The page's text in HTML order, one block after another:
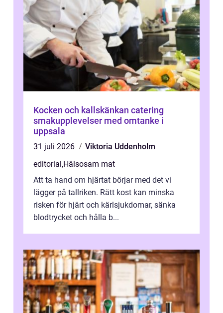
Kocken och kallskänkan catering
smakupplevelser med omtanke i
uppsala
31 juli 2026
Viktoria Uddenholm
editorial,Hälsosam mat
Att ta hand om hjärtat börjar med det vi
lägger på tallriken. Rätt kost kan minska
risken för hjärt och kärlsjukdomar, sänka
blodtrycket och hålla b...